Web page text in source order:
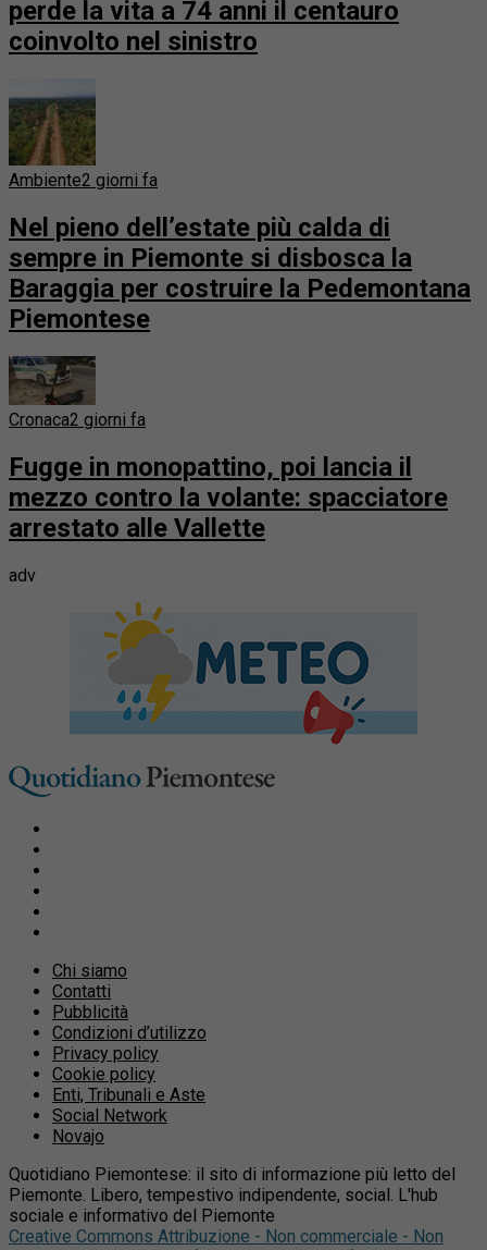
perde la vita a 74 anni il centauro
coinvolto nel sinistro
Ambiente2 giorni fa
Nel pieno dell’estate più calda di
sempre in Piemonte si disbosca la
Baraggia per costruire la Pedemontana
Piemontese
Cronaca2 giorni fa
Fugge in monopattino, poi lancia il
mezzo contro la volante: spacciatore
arrestato alle Vallette
adv
Chi siamo
Contatti
Pubblicità
Condizioni d’utilizzo
Privacy policy
Cookie policy
Enti, Tribunali e Aste
Social Network
Novajo
Quotidiano Piemontese: il sito di informazione più letto del
Piemonte. Libero, tempestivo indipendente, social. L'hub
sociale e informativo del Piemonte
Creative Commons Attribuzione - Non commerciale - Non